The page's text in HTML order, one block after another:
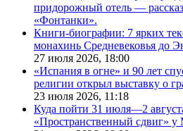
придорожный отель —
«Фонтанки».
Книги-биографии: 7 ярких
монахинь Средневековья до
27 июля 2026, 18:00
«Испания в огне» и 90 лет
религии открыл выставку о
23 июля 2026, 11:18
Куда пойти 31 июля—2
«Пространственный сдвиг»